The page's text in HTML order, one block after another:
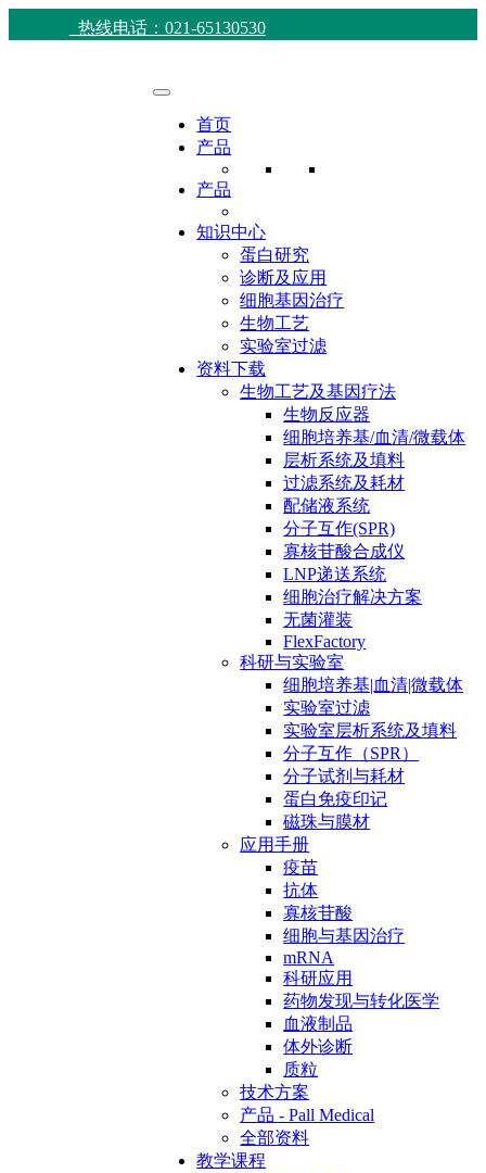
热线电话：021-65130530
首页
产品
产品
知识中心
蛋白研究
诊断及应用
细胞基因治疗
生物工艺
实验室过滤
资料下载
生物工艺及基因疗法
生物反应器
细胞培养基/血清/微载体
层析系统及填料
过滤系统及耗材
配储液系统
分子互作(SPR)
寡核苷酸合成仪
LNP递送系统
细胞治疗解决方案
无菌灌装
FlexFactory
科研与实验室
细胞培养基|血清|微载体
实验室过滤
实验室层析系统及填料
分子互作（SPR）
分子试剂与耗材
蛋白免疫印记
磁珠与膜材
应用手册
疫苗
抗体
寡核苷酸
细胞与基因治疗
mRNA
科研应用
药物发现与转化医学
血液制品
体外诊断
质粒
技术方案
产品 - Pall Medical
全部资料
教学课程